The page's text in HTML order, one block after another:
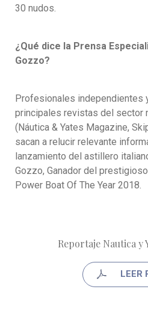
30 nudos.
¿Qué dice la Prensa
Gozzo?
Profesionales independientes
principales revistas del sector
(Náutica & Yates Magazine,
sacan a relucir relevante
lanzamiento del astillero
Gozzo, Ganador del
Power Boat Of The Year 2018.
Reportaje Nautica y
LEER